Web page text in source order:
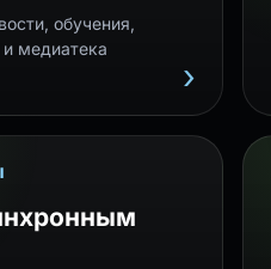
обучения,
медиатека